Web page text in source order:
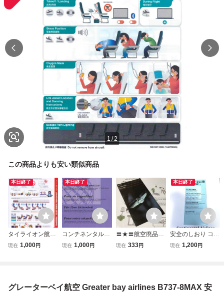
1/2
この商品よりも安い類似商品
本日終了
タイライオン航空
Thai Lion air B737
現在 1,000円
本日終了
コンチネンタルミ
クロネシア航空 C
現在 1,000円
〓★〓航空廃品／
安全のしおり A
ons
現在 333円
本日終了
安全のしおり コン
チネンタル航空 C
現在 1,200円
グレーターベイ航空 Greater bay airlines B737-8MAX 安